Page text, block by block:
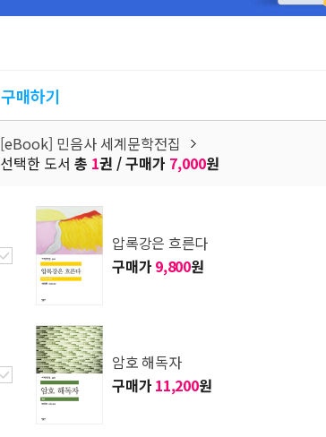
구매하기
[eBook] 민음사 세계문학전집
선택한 도서 총 1권 / 구매가 7,000원
압록강은 흐른다
구매가 9,800원
암호 해독자
구매가 11,200원